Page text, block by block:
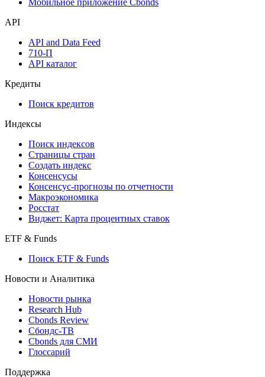
Надстройка Excel
Мобильное приложение Cbonds
API
API and Data Feed
API каталог
Кредиты
Поиск кредитов
Индексы
Поиск индексов
Страницы стран
Создать индекс
Консенсусы
Консенсус-прогнозы по отчетности
Макроэкономика
Виджет: Карта процентных ставок
ETF & Funds
Поиск ETF & Funds
Новости и Аналитика
Новости рынка
Research Hub
Cbonds Review
Сбондс-ТВ